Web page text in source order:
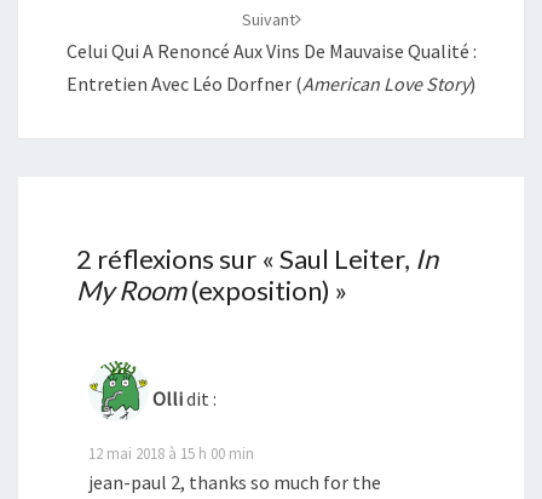
Suivant
Celui Qui A Renoncé Aux Vins De Mauvaise Qualité :
Entretien Avec Léo Dorfner (American Love Story)
2 réflexions sur « Saul Leiter, In
My Room(exposition) »
Ollidit :
12 mai 2018 à 15 h 00 min
jean-paul 2, thanks so much for the